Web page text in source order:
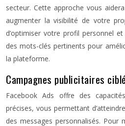
secteur. Cette approche vous
augmenter la visibilité de votre
d’optimiser votre profil personnel
des mots-clés pertinents pour
la plateforme.
Campagnes publicitaires
Facebook Ads offre des
précises, vous permettant
des messages personnalisés. Pour